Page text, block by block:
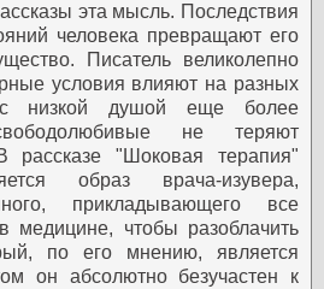
эта мысль. Последствия
человека превращают его
Писатель великолепно
условия влияют на разных
низкой душой еще более
не теряют
рассказе "Шоковая терапия"
образ врача-изувера,
прикладывающего все
медицине, чтобы разоблачить
по его мнению, является
он абсолютно безучастен к